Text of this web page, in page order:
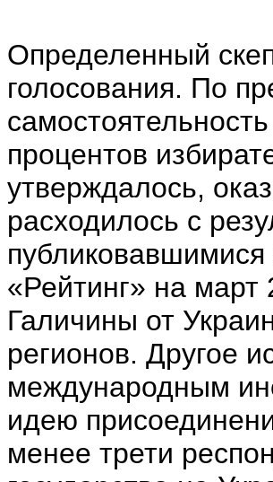
Определенный
голосования. По
процентов
утверждалось,
расходилось с
«Рейтинг» на март
Галичины от
регионов. Другое
международным
идею
менее трети